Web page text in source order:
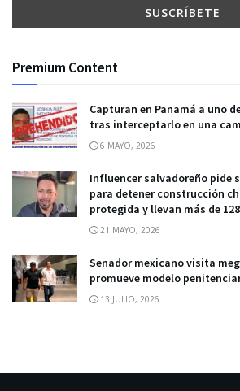
Premium Content
Capturan en Panamá a uno
tras interceptarlo en una
6 MAYO, 2026
Influencer salvadoreño pide
para detener construcción
protegida y llevan más de
21 MAYO, 2026
Senador mexicano visita
promueve modelo
13 JULIO, 2026